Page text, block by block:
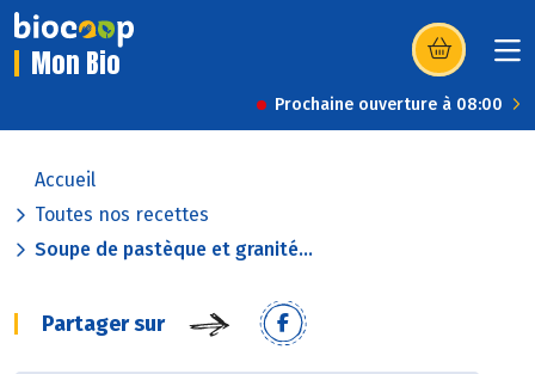
Mon Bio (s’ouvre dans
Prochaine ouverture à 08:00
Accueil
Toutes nos recettes
Soupe de pastèque et granité...
Partager sur